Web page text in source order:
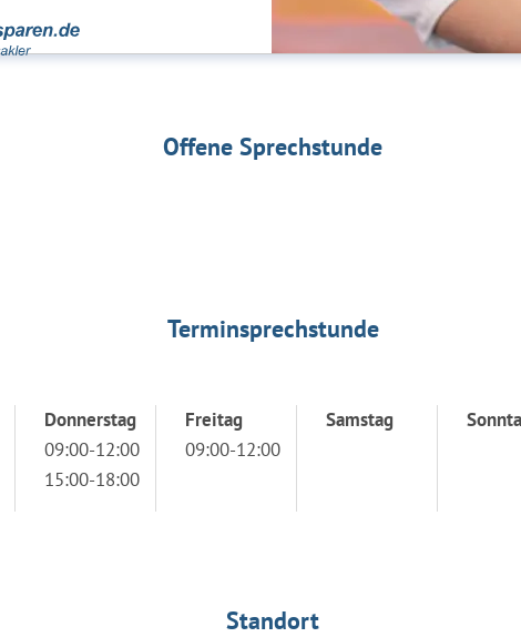
Offene Sprechstunde
Terminsprechstunde
Donnerstag
09:00-12:00
15:00-18:00
Freitag
09:00-12:00
Samstag
Standort